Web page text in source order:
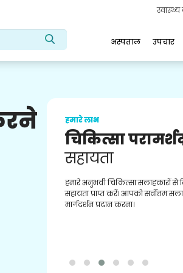
अस्पताल उपचार
हमारे लाभ
चिकित्सा
सहायता
हमारे अनुभवी चिकित्सा सलाहकारों से
सहायता प्राप्त करें। आपको सर्वोत्तम
मार्गदर्शन प्रदान करना।